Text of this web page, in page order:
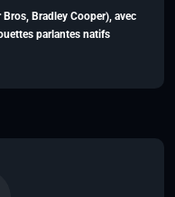
Bradley Cooper), avec
parlantes natifs